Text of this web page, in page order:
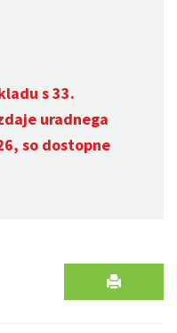
s 33.
uradnega
so dostopne